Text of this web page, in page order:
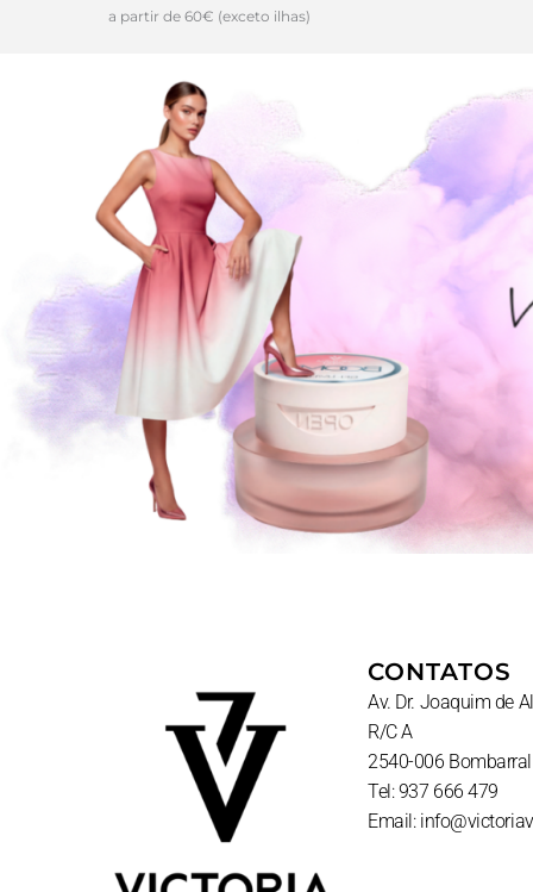
a partir de 60€ (exceto ilhas)
CONTATOS
Av. Dr. Joaquim de
R/C A
2540-006 Bombarral
Tel: 937 666 479
Email: